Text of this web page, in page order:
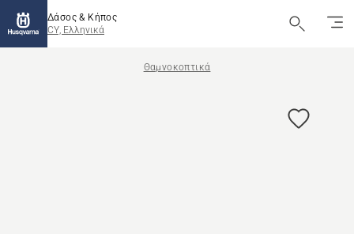
Δάσος & Κήπος
CY, Ελληνικά
Θαμνοκοπτικά